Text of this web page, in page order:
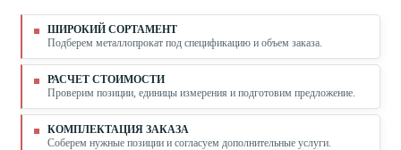
ШИРОКИЙ СОРТАМЕНТ
Подберем металлопрокат под спецификацию и объем заказа.
РАСЧЕТ СТОИМОСТИ
Проверим позиции, единицы измерения и подготовим предложение.
КОМПЛЕКТАЦИЯ ЗАКАЗА
Соберем нужные позиции и согласуем дополнительные услуги.